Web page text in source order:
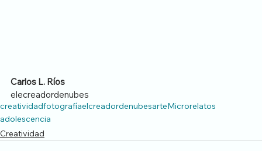
Carlos L. Ríos
elecreadordenubes
creatividadfotografíaelcreadordenubesarteMicrorelatos
adolescencia
Creatividad